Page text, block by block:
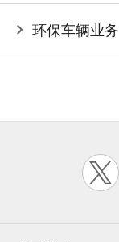
环保车辆业务